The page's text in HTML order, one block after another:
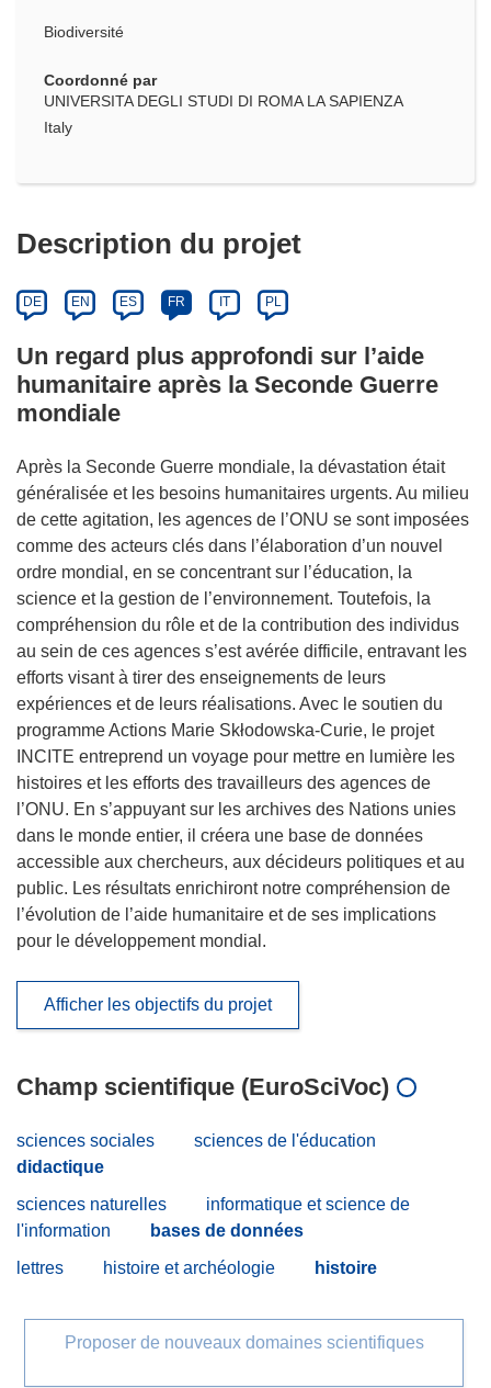
Biodiversité
Coordonné par
UNIVERSITA DEGLI STUDI DI ROMA LA SAPIENZA
Italy
Description du projet
DE EN ES FR IT PL
Un regard plus approfondi sur l’aide
humanitaire après la Seconde Guerre
mondiale
Après la Seconde Guerre mondiale, la dévastation était
généralisée et les besoins humanitaires urgents. Au milieu
de cette agitation, les agences de l’ONU se sont imposées
comme des acteurs clés dans l’élaboration d’un nouvel
ordre mondial, en se concentrant sur l’éducation, la
science et la gestion de l’environnement. Toutefois, la
compréhension du rôle et de la contribution des individus
au sein de ces agences s’est avérée difficile, entravant les
efforts visant à tirer des enseignements de leurs
expériences et de leurs réalisations. Avec le soutien du
programme Actions Marie Skłodowska-Curie, le projet
INCITE entreprend un voyage pour mettre en lumière les
histoires et les efforts des travailleurs des agences de
l’ONU. En s’appuyant sur les archives des Nations unies
dans le monde entier, il créera une base de données
accessible aux chercheurs, aux décideurs politiques et au
public. Les résultats enrichiront notre compréhension de
l’évolution de l’aide humanitaire et de ses implications
pour le développement mondial.
Afficher les objectifs du projet
Champ scientifique (EuroSciVoc)
sciences sociales
sciences de l'éducation
didactique
sciences naturelles
informatique et science de
l'information
bases de données
lettres
histoire et archéologie histoire
Proposer de nouveaux domaines scientifiques